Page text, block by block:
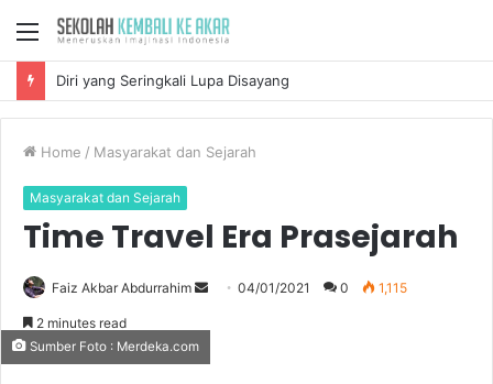
Menu
Diri yang Seringkali Lupa Disayang
Home / Masyarakat dan Sejarah
Masyarakat dan Sejarah
Time Travel Era Prasejarah
Faiz Akbar Abdurrahim
d
04/01/2021 0 1,115
2 minutes read
Sumber Foto : Merdeka.com